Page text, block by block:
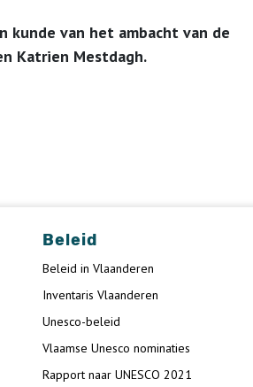
kunde van het ambacht van de
Katrien Mestdagh.
Beleid
Beleid in Vlaanderen
Inventaris Vlaanderen
Unesco-beleid
Vlaamse Unesco nominaties
Rapport naar UNESCO 2021